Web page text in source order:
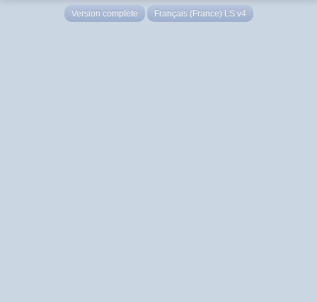
Version complète Français (France) LS v4